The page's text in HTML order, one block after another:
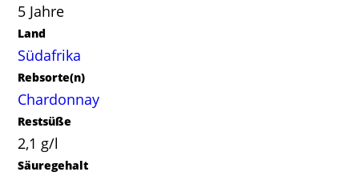
5 Jahre
Land
Südafrika
Rebsorte(n)
Chardonnay
Restsüße
2,1 g/l
Säuregehalt